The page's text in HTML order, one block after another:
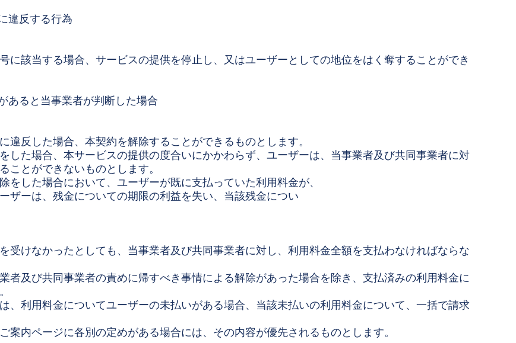
違反する行為
該当する場合、サービスの提供を停止し、又はユーザーとしての地位をはく奪することができ
あると当事業者が判断した場合
反した場合、本契約を解除することができるものとします。
た場合、本サービスの提供の度合いにかかわらず、ユーザーは、当事業者及び共同事業者に対
ことができないものとします。
した場合において、ユーザーが既に支払っていた利用料金が、
ザーは、残金についての期限の利益を失い、当該残金につい
けなかったとしても、当事業者及び共同事業者に対し、利用料金全額を支払わなければならな
及び共同事業者の責めに帰すべき事情による解除があった場合を除き、支払済みの利用料金に
利用料金についてユーザーの未払いがある場合、当該未払いの利用料金について、一括で請求
内ページに各別の定めがある場合には、その内容が優先されるものとします。